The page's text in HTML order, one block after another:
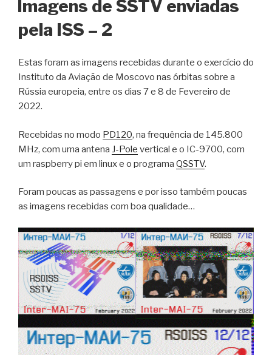
Imagens de SSTV enviadas
pela ISS – 2
Estas foram as imagens recebidas durante o exercício do
Instituto da Aviação de Moscovo nas órbitas sobre a
Rússia europeia, entre os dias 7 e 8 de Fevereiro de
2022.
Recebidas no modo PD120, na frequência de 145.800
MHz, com uma antena J-Pole vertical e o IC-9700, com
um raspberry pi em linux e o programa QSSTV.
Foram poucas as passagens e por isso também poucas
as imagens recebidas com boa qualidade…